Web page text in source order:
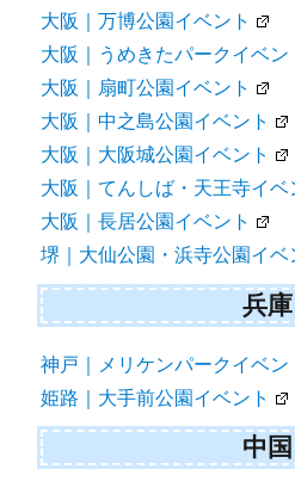
大阪｜万博公園イベント
大阪｜うめきたパークイベン
大阪｜扇町公園イベント
大阪｜中之島公園イベント
大阪｜大阪城公園イベント
大阪｜てんしば・天王寺イベ
大阪｜長居公園イベント
堺｜大仙公園・浜寺公園イベ
兵庫
神戸｜メリケンパークイベン
姫路｜大手前公園イベント
中国